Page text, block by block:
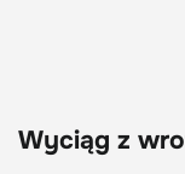
Wyciąg z